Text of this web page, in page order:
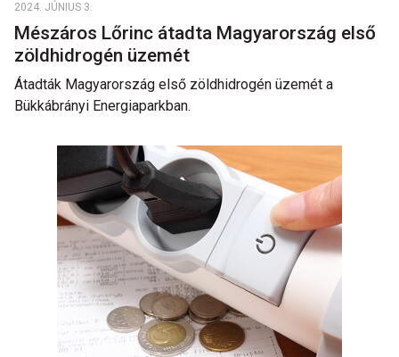
2024. JÚNIUS 3.
Mészáros Lőrinc átadta Magyarország első
zöldhidrogén üzemét
Átadták Magyarország első zöldhidrogén üzemét a
Bükkábrányi Energiaparkban.